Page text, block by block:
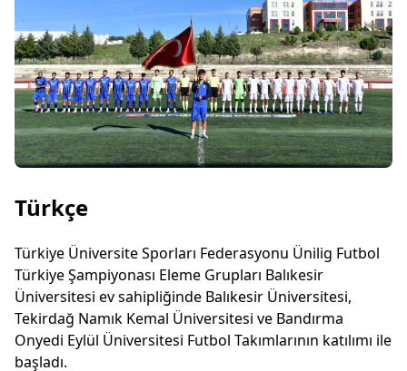
Türkçe
Türkiye Üniversite Sporları Federasyonu Ünilig Futbol
Türkiye Şampiyonası Eleme Grupları Balıkesir
Üniversitesi ev sahipliğinde Balıkesir Üniversitesi,
Tekirdağ Namık Kemal Üniversitesi ve Bandırma
Onyedi Eylül Üniversitesi Futbol Takımlarının katılımı ile
başladı.